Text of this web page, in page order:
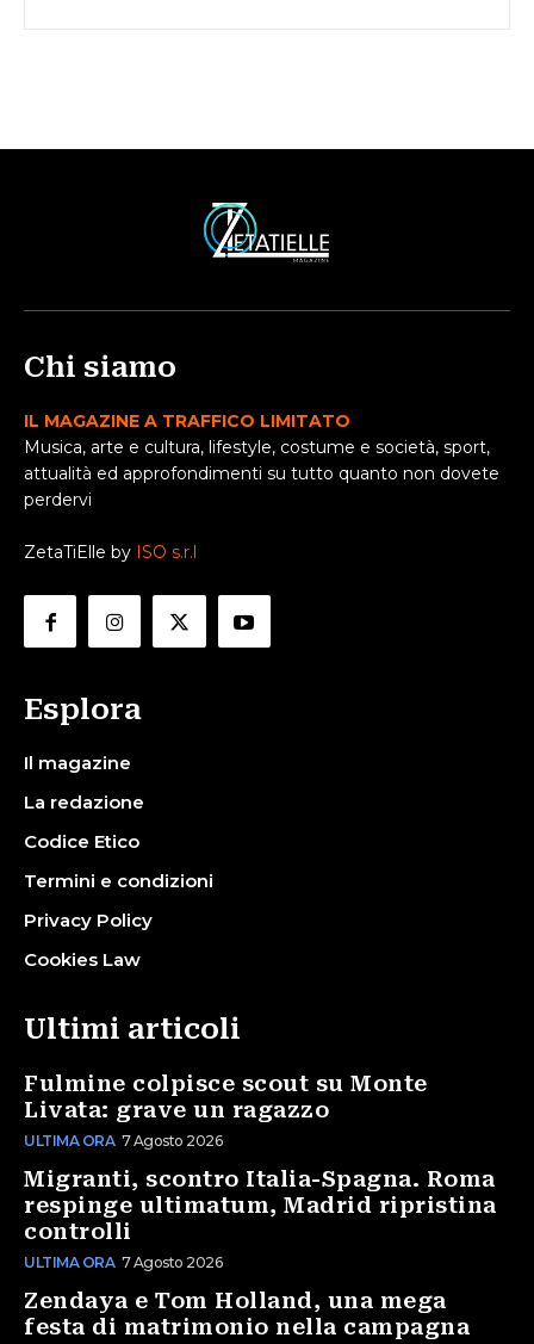
Chi siamo
IL MAGAZINE A TRAFFICO LIMITATO
Musica, arte e cultura, lifestyle, costume e società, sport,
attualità ed approfondimenti su tutto quanto non dovete
perdervi
ZetaTiElle by ISO s.r.l
Esplora
Il magazine
La redazione
Codice Etico
Termini e condizioni
Privacy Policy
Cookies Law
Ultimi articoli
Fulmine colpisce scout su Monte
Livata: grave un ragazzo
ULTIMA ORA 7 Agosto 2026
Migranti, scontro Italia-Spagna. Roma
respinge ultimatum, Madrid ripristina
controlli
ULTIMA ORA 7 Agosto 2026
Zendaya e Tom Holland, una mega
festa di matrimonio nella campagna